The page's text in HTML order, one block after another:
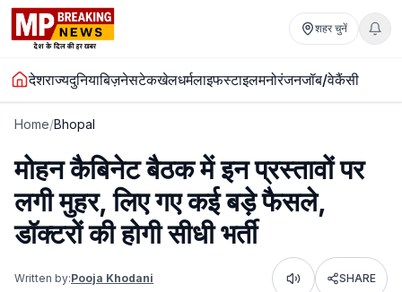
शहर चुनें
देशराज्यदुनियाबिज़नेसटेकखेलधर्मलाइफस्टाइलमनोरंजनजॉब/वेकैंसी
Home/Bhopal
मोहन कैबिनेट बैठक में इन प्रस्तावों पर
लगी मुहर, लिए गए कई बड़े फैसले,
डॉक्टरों की होगी सीधी भर्ती
Written by:Pooja Khodani Listen SHARE